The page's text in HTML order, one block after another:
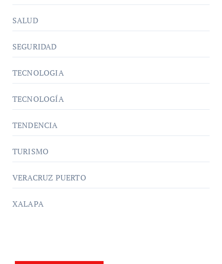
SALUD
SEGURIDAD
TECNOLOGIA
TECNOLOGÍA
TENDENCIA
TURISMO
VERACRUZ PUERTO
XALAPA